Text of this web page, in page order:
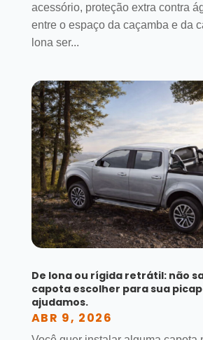
acessório, proteção extra contra
entre o espaço da caçamba e da
lona ser...
De lona ou rígida retrátil: não
capota escolher para sua
ajudamos.
ABR 9, 2026